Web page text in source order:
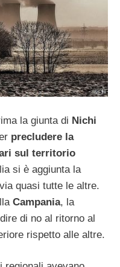
la giunta di Nichi
precludere la
sul territorio
si è aggiunta la
quasi tutte le altre.
Campania, la
di no al ritorno al
rispetto alle altre.